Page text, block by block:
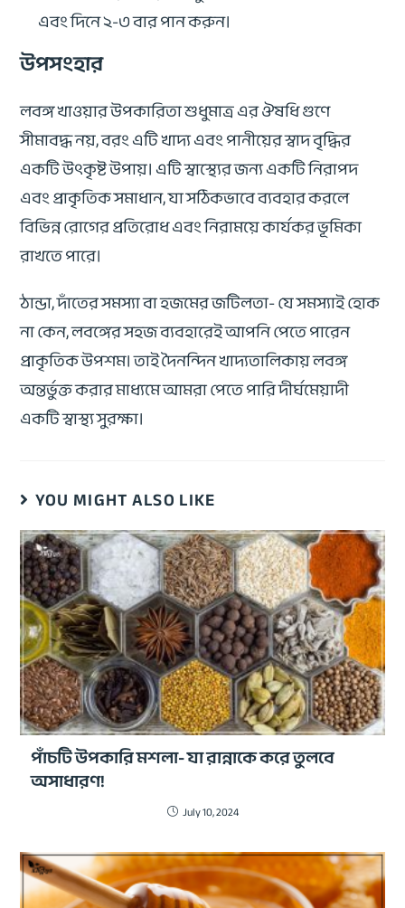
এবং দিনে ২-৩ বার পান করুন।
উপসংহার
লবঙ্গ খাওয়ার উপকারিতা শুধুমাত্র এর ঔষধি গুণে
সীমাবদ্ধ নয়, বরং এটি খাদ্য এবং পানীয়ের স্বাদ বৃদ্ধির
একটি উৎকৃষ্ট উপায়। এটি স্বাস্থ্যের জন্য একটি নিরাপদ
এবং প্রাকৃতিক সমাধান, যা সঠিকভাবে ব্যবহার করলে
বিভিন্ন রোগের প্রতিরোধ এবং নিরাময়ে কার্যকর ভূমিকা
রাখতে পারে।
ঠান্ডা, দাঁতের সমস্যা বা হজমের জটিলতা- যে সমস্যাই হোক
না কেন, লবঙ্গের সহজ ব্যবহারেই আপনি পেতে পারেন
প্রাকৃতিক উপশম। তাই দৈনন্দিন খাদ্যতালিকায় লবঙ্গ
অন্তর্ভুক্ত করার মাধ্যমে আমরা পেতে পারি দীর্ঘমেয়াদী
একটি স্বাস্থ্য সুরক্ষা।
YOU MIGHT ALSO LIKE
পাঁচটি উপকারি মশলা- যা রান্নাকে করে তুলবে
অসাধারণ!
July 10, 2024